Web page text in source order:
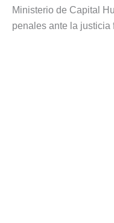
Ministerio de Capital
penales ante la justicia